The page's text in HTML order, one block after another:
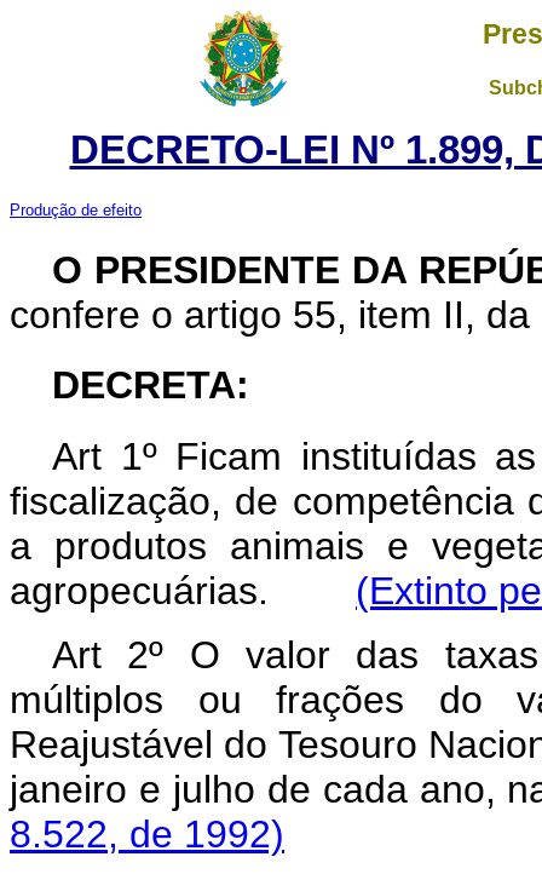
DECRETO-LEI Nº 1.899,
Produção de efeito
O PRESIDENTE DA
confere o artigo 55, item II,
DECRETA:
Art 1º Ficam instituídas
fiscalização, de competência
a produtos animais e
agropecuárias. (Extinto
Art 2º O valor das
múltiplos ou frações do
Reajustável do Tesouro
janeiro e julho de cada ano,
8.522, de 1992)